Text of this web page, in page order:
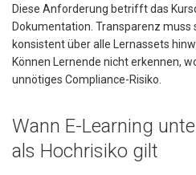
Diese Anforderung betrifft das
Dokumentation. Transparenz muss
konsistent über alle Lernassets
Können Lernende nicht erkennen,
unnötiges Compliance-Risiko.
Wann E-Learning
als Hochrisiko gilt